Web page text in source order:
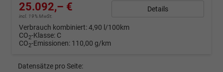
25.092,– €
incl. 19% MwSt.
Details
Verbrauch kombiniert:4,90 l/100km
CO2-Klasse: C
CO2-Emissionen: 110,00 g/km
Datensätze pro Seite: